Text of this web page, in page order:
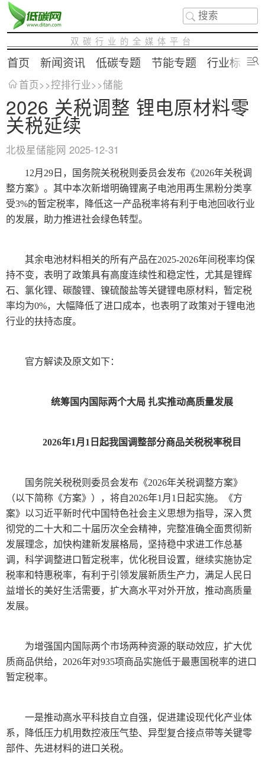
双碳行业的全媒体平台
首页 新闻资讯 低碳专题 节能专题 行业标准
首页>>控排行业>>储能
2026 关税调整 锂电原材料零
关税延续
北极星储能网 2025-12-31
12月29日，国务院关税税则委员会发布《2026年关税调
整方案》。其中本次新增明确锂离子电池用再生黑粉分类享
受3%的暂定税率，降低这一产品税率将有利于电池回收行业
的发展，助力推进社会绿色转型。
其余电池材料相关的所有产品在2025-2026年间税率均保
持不变，表明了政策具有高度连续性和稳定性，尤其是锂辉
石、氯化锂、碳酸锂、镍硫酸盐等关键锂电原材料，暂定税
率均为0%，大幅降低了进口成本，也表明了政策对于锂电池
行业的扶持态度。
官方解读及原文如下：
统筹国内国际两个大局 扎实推动高质量发展
2026年1月1日起我国调整部分商品关税税率税目
国务院关税税则委员会发布《2026年关税调整方案》
（以下简称《方案》），将自2026年1月1日起实施。《方
案》以习近平新时代中国特色社会主义思想为指导，深入贯
彻党的二十大和二十届历次全会精神，完整准确全面贯彻新
发展理念，加快构建新发展格局，坚持稳中求进工作总基
调，科学调整进口暂定税率，优化税目设置，继续实施协定
税率和特惠税率，有利于引领发展新质生产力，满足人民日
益增长的美好生活需要，扩大高水平对外开放，推动高质量
发展。
为增强国内国际两个市场两种资源的联动效应，扩大优
质商品供给，2026年对935项商品实施低于最惠国税率的进口
暂定税率。
一是推动高水平科技自立自强，促进建设现代化产业体
系，降低压力机用数控液压气垫、异型复合接点带等关键零
部件、先进材料的进口关税。